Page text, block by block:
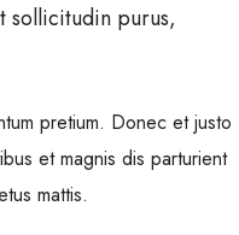
sollicitudin purus,
pretium. Donec et justo
et magnis dis parturient
mattis.